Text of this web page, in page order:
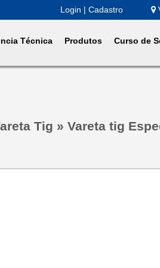
Login | Cadastro
Técnica Produtos Curso de
Tig » Vareta tig